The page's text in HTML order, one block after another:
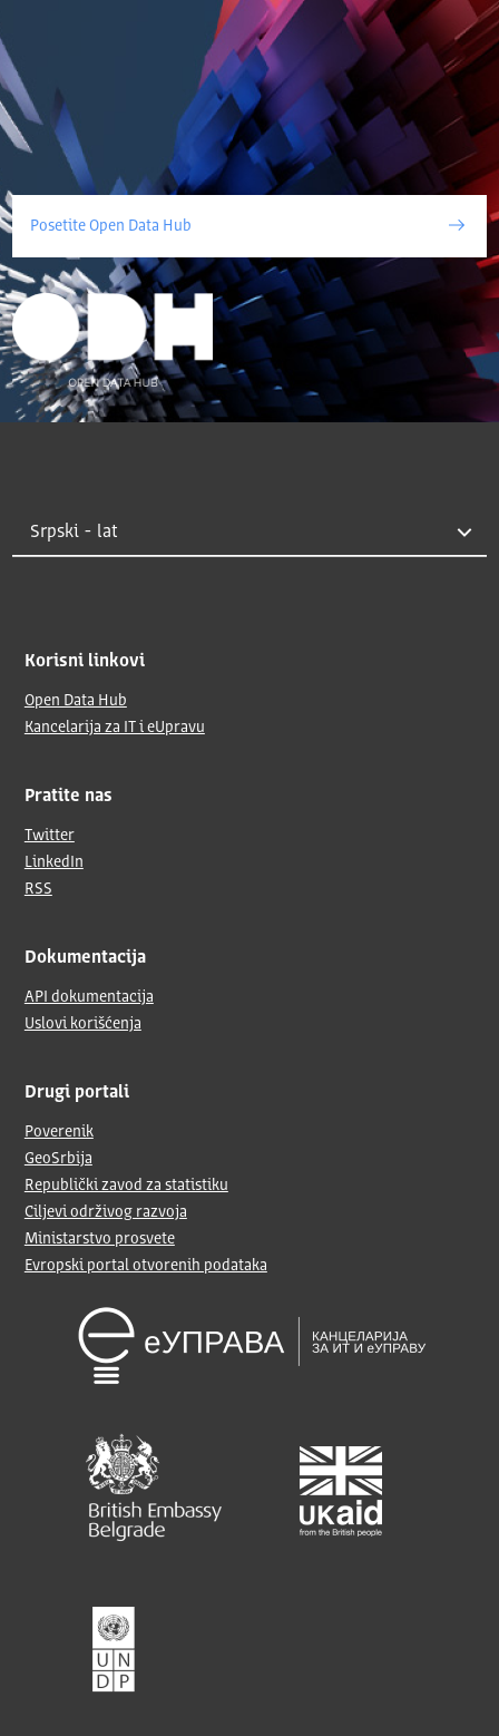
Posetite Open Data Hub
Korisni linkovi
Open Data Hub
Kancelarija za IT i eUpravu
Pratite nas
Twitter
LinkedIn
RSS
Dokumentacija
API dokumentacija
Uslovi korišćenja
Drugi portali
Poverenik
GeoSrbija
Republički zavod za statistiku
Ciljevi održivog razvoja
Ministarstvo prosvete
Evropski portal otvorenih podataka